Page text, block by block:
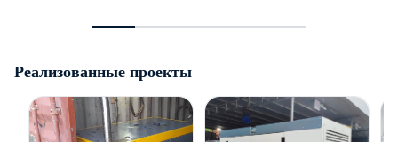
Реализованные проекты